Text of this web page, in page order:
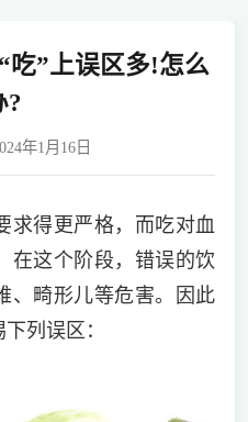
吃”上误区多!怎么
?
年1月16日
求得更严格，而吃对血
在这个阶段，错误的饮
、畸形儿等危害。因此
列误区：